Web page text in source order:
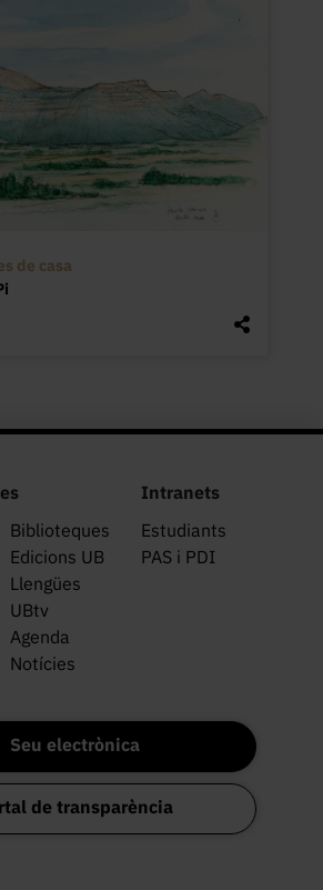
de casa
Biblioteques
Edicions UB
Llengües
UBtv
Agenda
Notícies
Intranets
Estudiants
PAS i PDI
Seu electrònica
de transparència